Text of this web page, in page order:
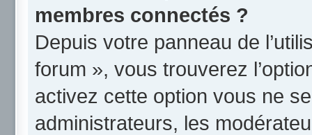
membres connectés ?
Depuis votre panneau de
forum », vous trouverez
activez cette option vous ne
administrateurs, les